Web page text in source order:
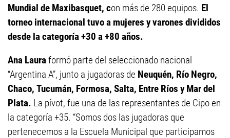
Mundial de Maxibasquet, con más de 280 equipos. El
torneo internacional tuvo a mujeres y varones divididos
desde la categoría +30 a +80 años.
Ana Lauraformó parte del seleccionado nacional
“Argentina A”, junto a jugadoras de Neuquén, Río Negro,
Chaco, Tucumán, Formosa, Salta, Entre Ríos y Mar del
Plata. La pívot, fue una de las representantes de Cipo en
la categoría +35. “Somos dos las jugadoras que
pertenecemos a la Escuela Municipal que participamos